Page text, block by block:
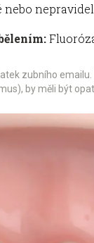
zubního
by měli být